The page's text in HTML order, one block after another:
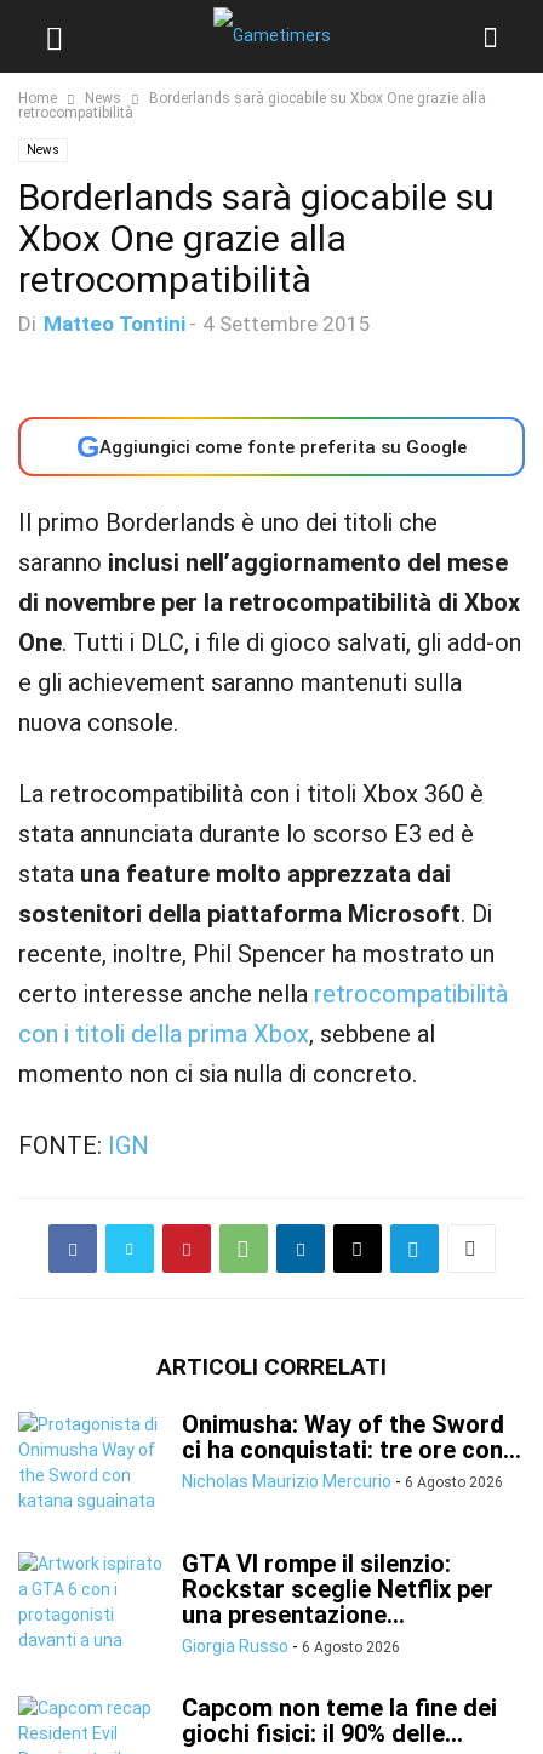
Home News
Borderlands sarà giocabile su Xbox One grazie alla
retrocompatibilità
News
Borderlands sarà giocabile su
Xbox One grazie alla
retrocompatibilità
Di Matteo Tontini - 4 Settembre 2015
GAggiungici come fonte preferita su Google
Il primo Borderlands è uno dei titoli che
saranno inclusi nell’aggiornamento del mese
di novembre per la retrocompatibilità di Xbox
One. Tutti i DLC, i file di gioco salvati, gli add-on
e gli achievement saranno mantenuti sulla
nuova console.
La retrocompatibilità con i titoli Xbox 360 è
stata annunciata durante lo scorso E3 ed è
stata una feature molto apprezzata dai
sostenitori della piattaforma Microsoft. Di
recente, inoltre, Phil Spencer ha mostrato un
certo interesse anche nella retrocompatibilità
con i titoli della prima Xbox, sebbene al
momento non ci sia nulla di concreto.
FONTE: IGN
ARTICOLI CORRELATI
Onimusha: Way of the Sword
ci ha conquistati: tre ore con...
Nicholas Maurizio Mercurio - 6 Agosto 2026
GTA VI rompe il silenzio:
Rockstar sceglie Netflix per
una presentazione...
Giorgia Russo - 6 Agosto 2026
Capcom non teme la fine dei
giochi fisici: il 90% delle...